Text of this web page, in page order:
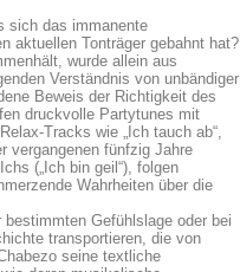
sich das immanente
aktuellen Tonträger gebahnt hat?
wurde allein aus
Verständnis von unbändiger
Beweis der Richtigkeit des
druckvolle Partytunes mit
Tracks wie „Ich tauch ab“,
vergangenen fünfzig Jahre
(„Ich bin geil“), folgen
Wahrheiten über die
Gefühlslage oder bei
transportieren, die von
seine textliche